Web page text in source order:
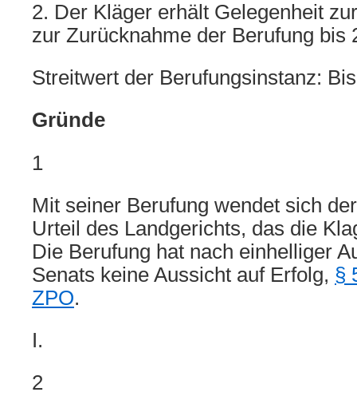
2. Der Kläger erhält Gelegenheit
zur Zurücknahme der Berufung bis
Streitwert der Berufungsinstanz:
Gründe
1
Mit seiner Berufung wendet sich
Urteil des Landgerichts, das die
Die Berufung hat nach einhelliger
Senats keine Aussicht auf Erfolg, §
ZPO.
I.
2